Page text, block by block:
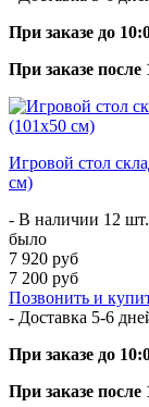
При заказе до
При заказе после
Игровой стол
cм)
- В наличии 12
было
7 920 руб
7 200 руб
Позвонить и
- Доставка 5-6
При заказе до
При заказе после